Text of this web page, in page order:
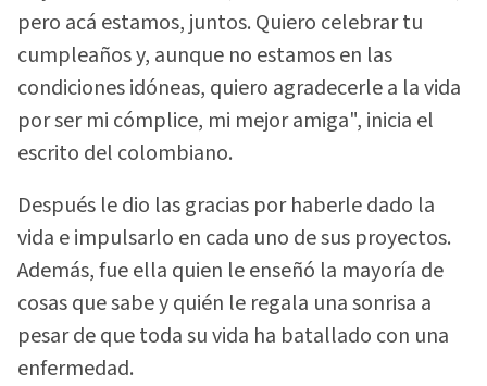
pero acá estamos, juntos. Quiero celebrar tu
cumpleaños y, aunque no estamos en las
condiciones idóneas, quiero agradecerle a la vida
por ser mi cómplice, mi mejor amiga", inicia el
escrito del colombiano.
Después le dio las gracias por haberle dado la
vida e impulsarlo en cada uno de sus proyectos.
Además, fue ella quien le enseñó la mayoría de
cosas que sabe y quién le regala una sonrisa a
pesar de que toda su vida ha batallado con una
enfermedad.